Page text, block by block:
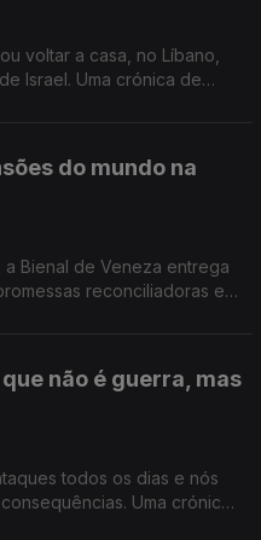
voltar a casa, no Líbano,
Israel. Uma crónica de
do mundo na
Bienal de Veneza entrega
reconciliadoras em
não é guerra, mas
todos os dias e nós
Uma crónica